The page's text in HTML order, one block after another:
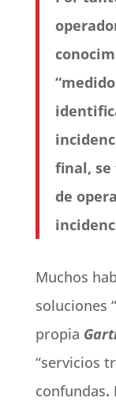
final, se
de
Muchos
soluciones
propia
“servicios
confundas.